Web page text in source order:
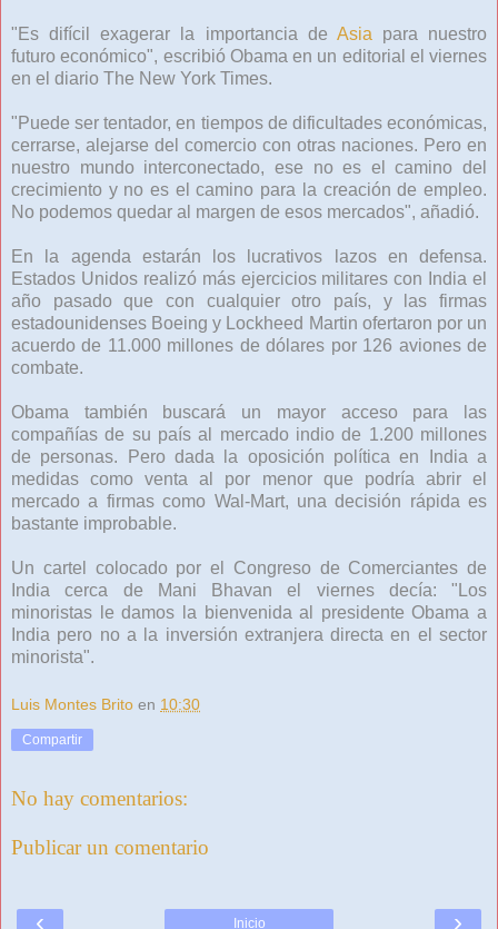
"Es difícil exagerar la importancia de Asia para nuestro
futuro económico", escribió Obama en un editorial el viernes
en el diario The New York Times.
"Puede ser tentador, en tiempos de dificultades económicas,
cerrarse, alejarse del comercio con otras naciones. Pero en
nuestro mundo interconectado, ese no es el camino del
crecimiento y no es el camino para la creación de empleo.
No podemos quedar al margen de esos mercados", añadió.
En la agenda estarán los lucrativos lazos en defensa.
Estados Unidos realizó más ejercicios militares con India el
año pasado que con cualquier otro país, y las firmas
estadounidenses Boeing y Lockheed Martin ofertaron por un
acuerdo de 11.000 millones de dólares por 126 aviones de
combate.
Obama también buscará un mayor acceso para las
compañías de su país al mercado indio de 1.200 millones
de personas. Pero dada la oposición política en India a
medidas como venta al por menor que podría abrir el
mercado a firmas como Wal-Mart, una decisión rápida es
bastante improbable.
Un cartel colocado por el Congreso de Comerciantes de
India cerca de Mani Bhavan el viernes decía: "Los
minoristas le damos la bienvenida al presidente Obama a
India pero no a la inversión extranjera directa en el sector
minorista".
Luis Montes Brito en 10:30
Compartir
No hay comentarios:
Publicar un comentario
‹ ›
Inicio